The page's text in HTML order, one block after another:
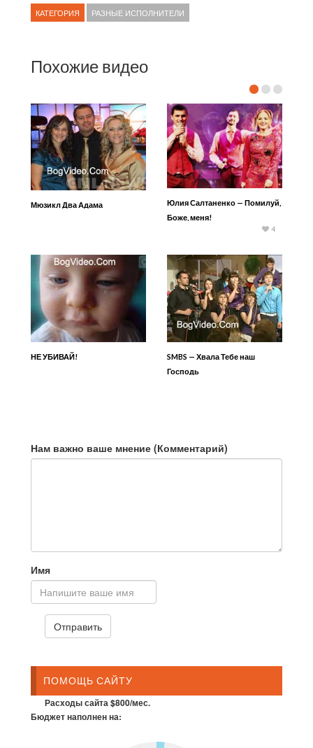
КАТЕГОРИЯ РАЗНЫЕ ИСПОЛНИТЕЛИ
Похожие видео
Мюзикл Два Адама
Юлия Салтаненко — Помилуй,
Боже, меня!
4
НЕ УБИВАЙ!
SMBS — Хвала Тебе наш
Господь
Нам важно ваше мнение (Комментарий)
Имя
ПОМОЩЬ САЙТУ
Расходы сайта $800/мес.
Бюджет наполнен на: